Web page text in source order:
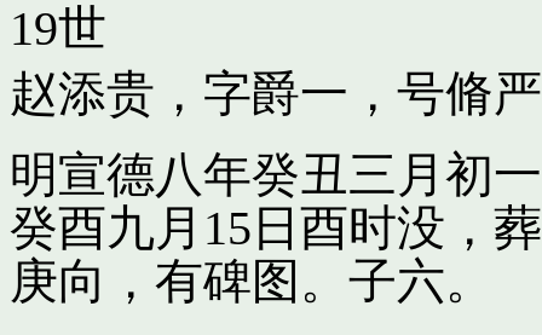
19世
赵添贵，字爵一，号脩严
明宣德八年癸丑三月初
癸酉九月15日酉时没，
庚向，有碑图。子六。